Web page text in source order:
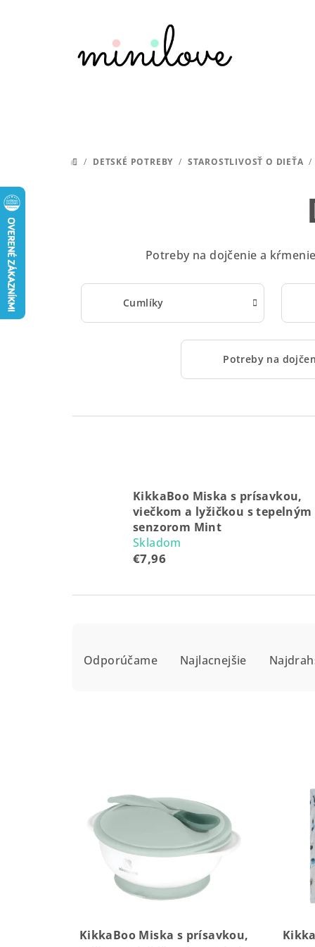
DOMOV
/ DETSKÉ POTREBY / STAROSTLIVOSŤ O DIEŤA /
Potreby na dojčenie a
Cumlíky
Potreby na
KikkaBoo Miska s prísavkou,
viečkom a lyžičkou s tepelným
senzorom Mint
Skladom
€7,96
a
u
Odporúčame Najlacnejšie
r
KikkaBoo Miska s prísavkou,